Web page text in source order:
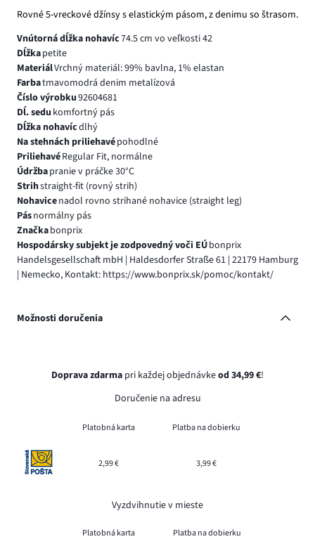
Rovné 5-vreckové džínsy s elastickým pásom, z denimu so štrasom.
Vnútorná dĺžka nohavíc74.5 cm vo veľkosti 42
Dĺžkapetite
MateriálVrchný materiál: 99% bavlna, 1% elastan
Farbatmavomodrá denim metalízová
Číslo výrobku92604681
Dĺ. sedu komfortný pás
Dĺžka nohavícdlhý
Na stehnách priliehavépohodlné
PriliehavéRegular Fit, normálne
Údržbapranie v práčke 30°C
Strihstraight-fit (rovný strih)
Nohavicenadol rovno strihané nohavice (straight leg)
Pásnormálny pás
Značkabonprix
Hospodársky subjekt je zodpovedný voči EÚbonprix
Handelsgesellschaft mbH | Haldesdorfer Straße 61 | 22179 Hamburg
| Nemecko, Kontakt: https://www.bonprix.sk/pomoc/kontakt/
Možnosti doručenia
Doprava zdarma pri každej objednávkeod 34,99 €!
Doručenie na adresu
Platobná karta Platba na dobierku
2,99 € 3,99 €
Vyzdvihnutie v mieste
Platobná karta Platba na dobierku